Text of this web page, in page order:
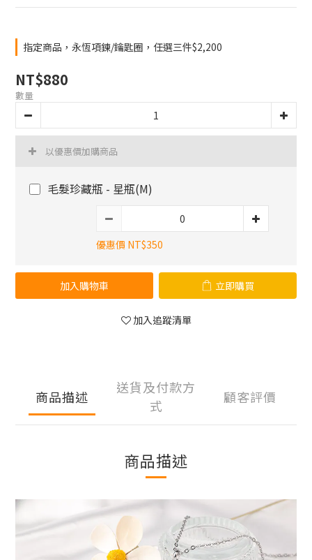
指定商品，永恆項鍊/鑰匙圈，任選三件$2,200
NT$880
數量
以優惠價加購商品
毛髮珍藏瓶 - 星瓶(M)
優惠價 NT$350
加入購物車 立即購買
加入追蹤清單
商品描述
送貨及付款方
式
顧客評價
商品描述